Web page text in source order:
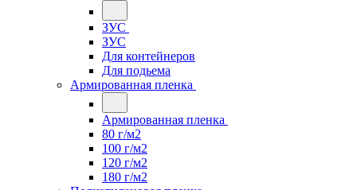
ЗУС
ЗУС
Для контейнеров
Для подьема
Армированная пленка
Армированная пленка
80 г/м2
100 г/м2
120 г/м2
180 г/м2